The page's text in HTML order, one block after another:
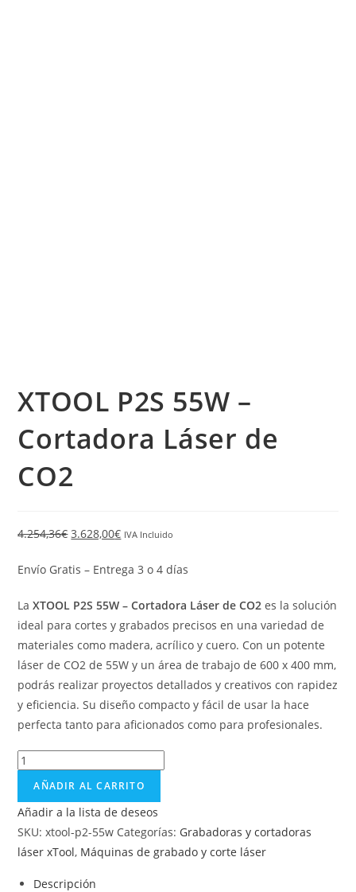
XTOOL P2S 55W –
Cortadora Láser de
CO2
4.254,36€ 3.628,00€ IVA Incluido
Envío Gratis – Entrega 3 o 4 días
LaXTOOL P2S 55W – Cortadora Láser de CO2 es la solución
ideal para cortes y grabados precisos en una variedad de
materiales como madera, acrílico y cuero. Con un potente
láser de CO2 de 55W y un área de trabajo de 600 x 400 mm,
podrás realizar proyectos detallados y creativos con rapidez
y eficiencia. Su diseño compacto y fácil de usar la hace
perfecta tanto para aficionados como para profesionales.
AÑADIR AL CARRITO
Añadir a la lista de deseos
SKU:xtool-p2-55w Categorías: Grabadoras y cortadoras
láser xTool, Máquinas de grabado y corte láser
Descripción